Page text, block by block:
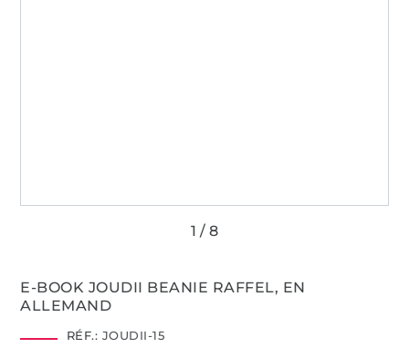
E-BOOK JOUDII BEANIE RAFFEL, EN
ALLEMAND
RÉF.: JOUDII-15